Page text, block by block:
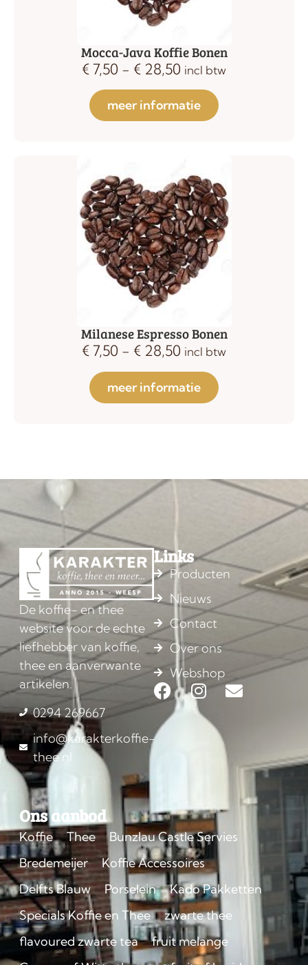
Mocca-Java Koffie Bonen
€7,50 - € 28,50 incl btw
meer informatie
Milanese Espresso Bonen
€7,50 - € 28,50 incl btw
meer informatie
De koffie- en thee
website voor de echte
liefhebber van koffie,
thee en aanverwante
artikelen.
0294 269667
info@karakterkoffie-
thee.nl
Links
Producten
Nieuws
Contact
Over ons
Webshop
Ons aanbod
Koffie Thee
Bunzlau Castle Servies
Bredemeijer
Koffie Accessoires
Delfts Blauw
Porselein
Kado Pakketten
Specials Koffie en Thee
zwarte thee
flavoured zwarte tea
fruit melange